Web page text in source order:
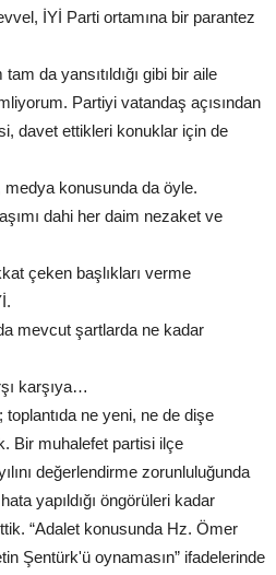
İYİ Parti ortamına bir parantez
da yansıtıldığı gibi bir aile
Partiyi vatandaş açısından
davet ettikleri konuklar için de
konusunda da öyle.
dahi her daim nezaket ve
çeken başlıkları verme
mevcut şartlarda ne kadar
karşıya…
ne yeni, ne de dişe
Bir muhalefet partisi ilçe
değerlendirme zorunluluğunda
yapıldığı öngörüleri kadar
“Adalet konusunda Hz. Ömer
Şentürk'ü oynamasın” ifadelerinde